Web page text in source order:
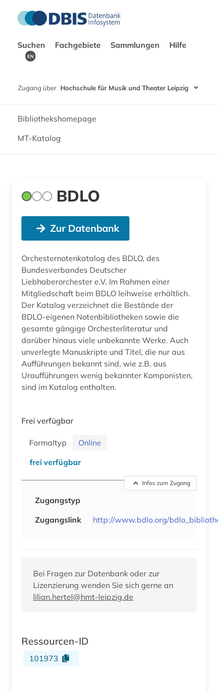
Suchen Fachgebiete Sammlungen Hilfe
EN
Zugang über Hochschule für Musik und Theater Leipzig
Bibliothekshomepage
MT-Katalog
BDLO
Zur Datenbank
Orchesternotenkatalog des BDLO, des
Bundesverbandes Deutscher
Liebhaberorchester e.V. Im Rahmen einer
Mitgliedschaft beim BDLO leihweise erhältlich.
Der Katalog verzeichnet die Bestände der
BDLO-eigenen Notenbibliotheken sowie die
gesamte gängige Orchesterliteratur und
darüber hinaus viele unbekannte Werke. Auch
unverlegte Manuskripte und Titel, die nur aus
Aufführungen bekannt sind, wie z.B. aus
Uraufführungen wenig bekannter Komponisten,
sind im Katalog enthalten.
Frei verfügbar
Formaltyp
Online
frei verfügbar
Infos zum Zugang
Zugangstyp
Zugangslink
http://www.bdlo.org/
Bei Fragen zur Datenbank oder zur
Lizenzierung wenden Sie sich gerne an
lilian.hertel@hmt-leipzig.de
Ressourcen-ID
101973